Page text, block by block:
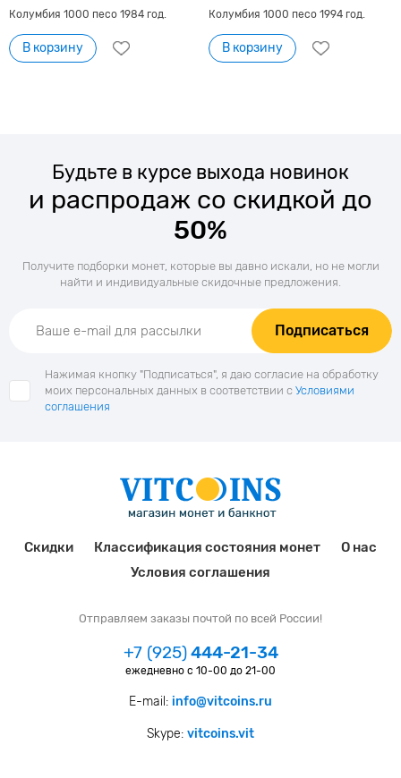
Колумбия 1000 песо 1984 год.
В корзину
Колумбия 1000 песо 1994 год.
В корзину
Будьте в курсе выхода новинок
и распродаж со скидкой до
50%
Получите подборки монет, которые вы давно искали, но не могли
найти и индивидуальные скидочные предложения.
Подписаться
Нажимая кнопку "Подписаться", я даю согласие на обработку
моих персональных данных в соответствии с Условиями
соглашения
Скидки Классификация состояния монет
О нас
Условия соглашения
Отправляем заказы почтой по всей России!
+7 (925)444-21-34
ежедневно с 10-00 до 21-00
E-mail: info@vitcoins.ru
Skype: vitcoins.vit